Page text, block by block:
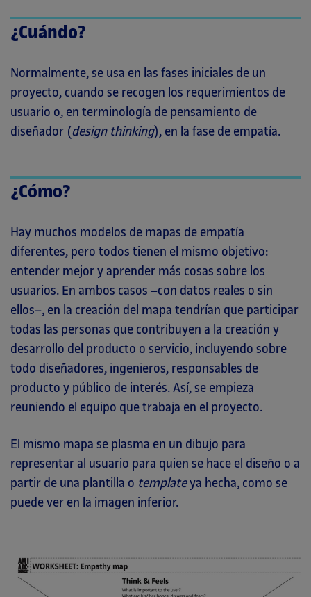
¿Cuándo?
Normalmente, se usa en las fases iniciales de un
proyecto, cuando se recogen los requerimientos de
usuario o, en terminología de pensamiento de
diseñador (design thinking), en la fase de empatía.
¿Cómo?
Hay muchos modelos de mapas de empatía
diferentes, pero todos tienen el mismo objetivo:
entender mejor y aprender más cosas sobre los
usuarios. En ambos casos –con datos reales o sin
ellos–, en la creación del mapa tendrían que participar
todas las personas que contribuyen a la creación y
desarrollo del producto o servicio, incluyendo sobre
todo diseñadores, ingenieros, responsables de
producto y público de interés. Así, se empieza
reuniendo el equipo que trabaja en el proyecto.
El mismo mapa se plasma en un dibujo para
representar al usuario para quien se hace el diseño o a
partir de una plantilla o templateya hecha, como se
puede ver en la imagen inferior.